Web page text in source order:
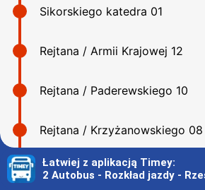
Sikorskiego katedra 01
Rejtana / Armii Krajowej 12
Rejtana / Paderewskiego 10
Rejtana / Krzyżanowskiego 08
Kopisto uniwersytet 02
Łatwiej z aplikacją Timey:
2 Autobus - Rozkład jazdy -